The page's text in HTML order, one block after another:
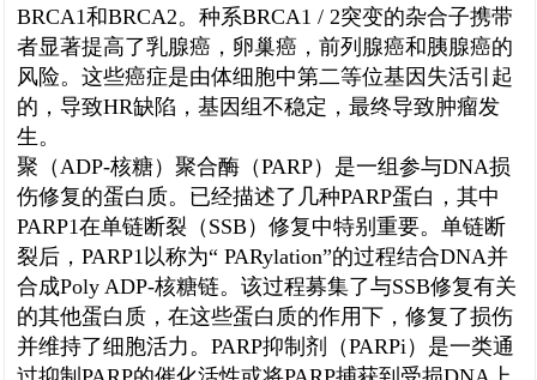
BRCA1和BRCA2。种系BRCA1 / 2突变的杂合子携带
者显著提高了乳腺癌，卵巢癌，前列腺癌和胰腺癌的
风险。这些癌症是由体细胞中第二等位基因失活引起
的，导致HR缺陷，基因组不稳定，最终导致肿瘤发
生。
聚（ADP-核糖）聚合酶（PARP）是一组参与DNA损
伤修复的蛋白质。已经描述了几种PARP蛋白，其中
PARP1在单链断裂（SSB）修复中特别重要。单链断
裂后，PARP1以称为“ PARylation”的过程结合DNA并
合成Poly ADP-核糖链。该过程募集了与SSB修复有关
的其他蛋白质，在这些蛋白质的作用下，修复了损伤
并维持了细胞活力。PARP抑制剂（PARPi）是一类通